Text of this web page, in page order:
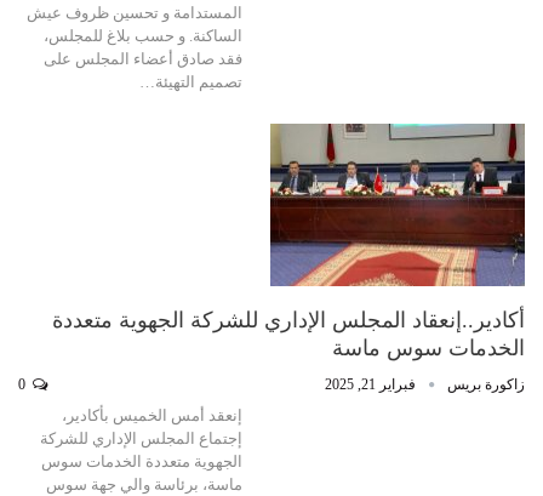
المستدامة و تحسين ظروف عيش
الساكنة. و حسب بلاغ للمجلس،
فقد صادق أعضاء المجلس على
تصميم التهيئة…
أكادير..إنعقاد المجلس الإداري للشركة الجهوية متعددة
الخدمات سوس ماسة
زاكورة بريس فبراير 21, 2025
إنعقد أمس الخميس بأكادير،
إجتماع المجلس الإداري للشركة
الجهوية متعددة الخدمات سوس
ماسة، برئاسة والي جهة سوس